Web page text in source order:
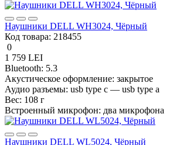
Наушники DELL WH3024, Чёрный
Код товара: 218455
0
1 759 LEI
Bluetooth: 5.3
Акустическое оформление: закрытое
Аудио разъемы: usb type c — usb type a
Вес: 108 г
Встроенный микрофон: два микрофона
Наушники DELL WL5024, Чёрный